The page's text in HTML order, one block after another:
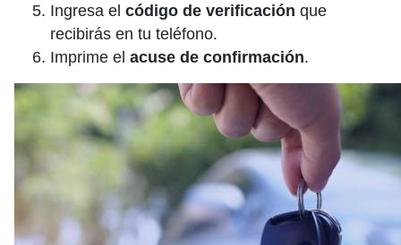
Ingresa el código de verificación que
recibirás en tu teléfono.
Imprime el acuse de confirmación.